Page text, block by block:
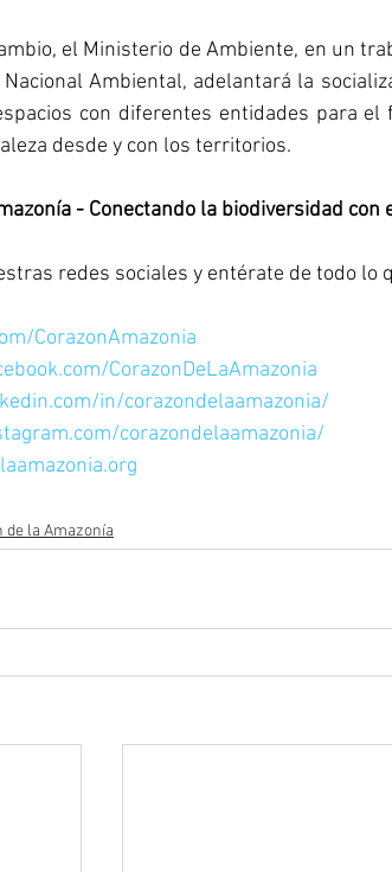
el Ministerio de Ambiente, en un
Ambiental, adelantará la
con diferentes entidades para
desde y con los territorios.
- Conectando la biodiversidad
redes sociales y entérate de todo lo
CorazonAmazonia
CorazonDeLaAmazonia
in/corazondelaamazonia/
corazondelaamazonia/
de la Amazonía